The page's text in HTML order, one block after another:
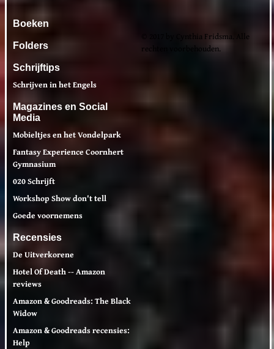
Boeken
Folders
Schrijftips
Schrijven in het Engels
Magazines en Social
Media
Mobieltjes en het Vondelpark
Fantasy Experience Coornhert
Gymnasium
020 Schrijft
Workshop Show don't tell
Goede voornemens
Recensies
De Uitverkorene
Hotel Of Death -- Amazon
reviews
Amazon & Goodreads: The Black
Widow
Amazon & Goodreads recensies:
Help
© 2017 by Cynthia Fridsma. Alle
rechten voorbehouden.